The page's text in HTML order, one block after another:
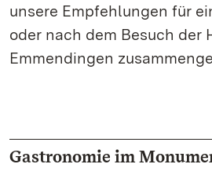
unsere Empfehlungen für
oder nach dem Besuch der
Emmendingen
Gastronomie im